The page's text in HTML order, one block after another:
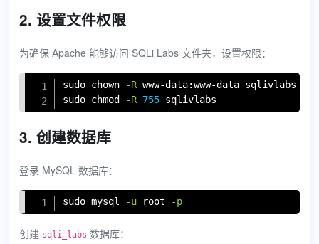
2. 设置文件权限
为确保 Apache 能够访问 SQLi Labs 文件夹，设置权限：
sudo chown -R
sudo chmod -R 755 sqlivlabs
Copy
3. 创建数据库
登录 MySQL 数据库：
sudo mysql -u root -p
创建 sqli_labs 数据库：